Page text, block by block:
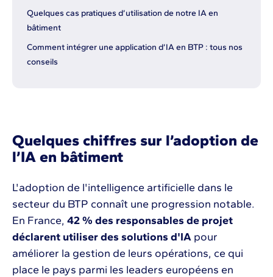
Quelques cas pratiques d’utilisation de notre IA en
bâtiment
Comment intégrer une application d’IA en BTP : tous nos
conseils
Quelques chiffres sur l’adoption de
l’IA en bâtiment
L'adoption de l'intelligence artificielle dans le
secteur du BTP connaît une progression notable.
En France, 42 % des responsables de projet
déclarent utiliser des solutions d'IA pour
améliorer la gestion de leurs opérations, ce qui
place le pays parmi les leaders européens en